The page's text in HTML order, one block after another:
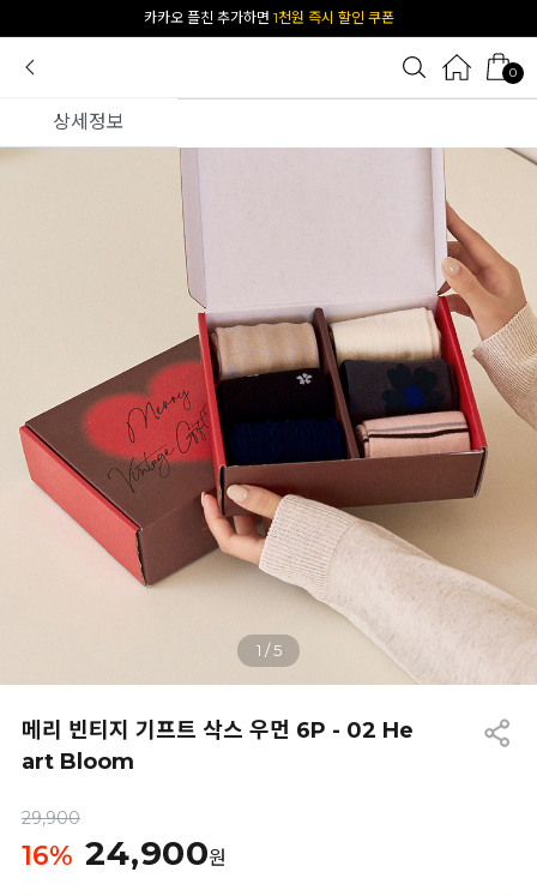
[공식몰 단독] 앱 다운받고2% 결제 할인 받기
0
상세정보
1 /5
메리 빈티지 기프트 삭스 우먼 6P - 02 He
art Bloom
29,900
16% 24,900원